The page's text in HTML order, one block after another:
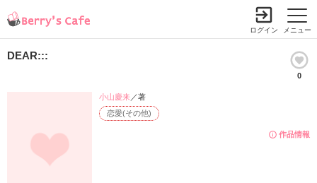
メニュー
ログイン
DEAR:::
0
作品情報
恋愛(その他)
小山慶来／著